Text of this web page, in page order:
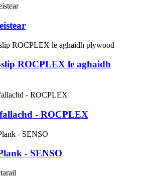
ROCPLEX le aghaidh
- ROCPLEX
- SENSO